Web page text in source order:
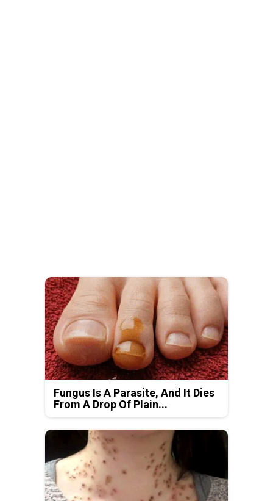
Fungus Is A Parasite, And It Dies
From A Drop Of Plain...